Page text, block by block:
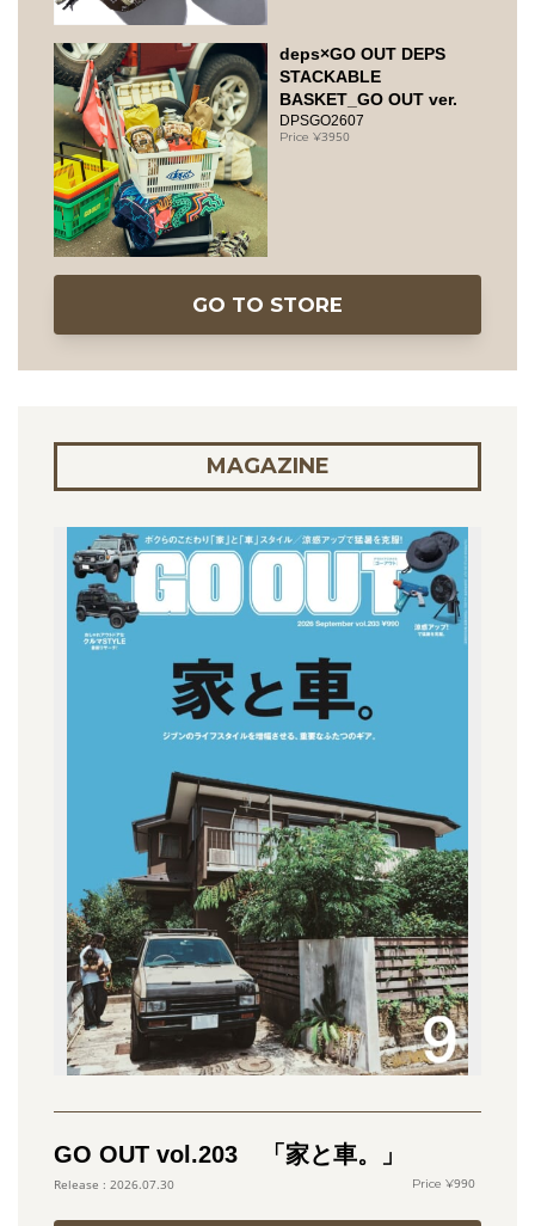
deps×GO OUT DEPS
STACKABLE
BASKET_GO OUT ver.
DPSGO2607
3950
GO TO STORE
MAGAZINE
GO OUT vol.203 「家と車。」
2026.07.30 990